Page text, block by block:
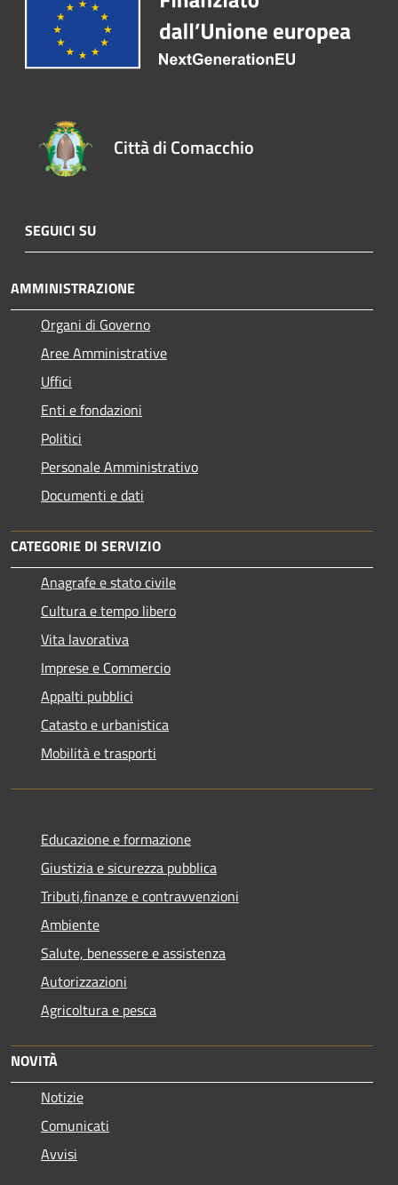
Città di Comacchio
SEGUICI SU
AMMINISTRAZIONE
Organi di Governo
Aree Amministrative
Uffici
Enti e fondazioni
Politici
Personale Amministrativo
Documenti e dati
CATEGORIE DI SERVIZIO
Anagrafe e stato civile
Cultura e tempo libero
Vita lavorativa
Imprese e Commercio
Appalti pubblici
Catasto e urbanistica
Mobilità e trasporti
Educazione e formazione
Giustizia e sicurezza pubblica
Tributi,finanze e contravvenzioni
Ambiente
Salute, benessere e assistenza
Autorizzazioni
Agricoltura e pesca
NOVITÀ
Notizie
Comunicati
Avvisi